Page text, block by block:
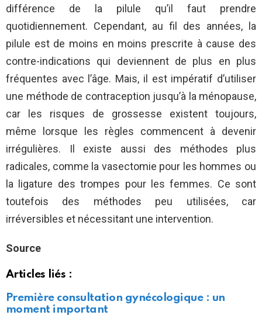
différence de la pilule qu’il faut prendre
quotidiennement. Cependant, au fil des années, la
pilule est de moins en moins prescrite à cause des
contre-indications qui deviennent de plus en plus
fréquentes avec l’âge. Mais, il est impératif d’utiliser
une méthode de contraception jusqu’à la ménopause,
car les risques de grossesse existent toujours,
même lorsque les règles commencent à devenir
irrégulières. Il existe aussi des méthodes plus
radicales, comme la vasectomie pour les hommes ou
la ligature des trompes pour les femmes. Ce sont
toutefois des méthodes peu utilisées, car
irréversibles et nécessitant une intervention.
Source
Articles liés :
Première consultation gynécologique : un
moment important